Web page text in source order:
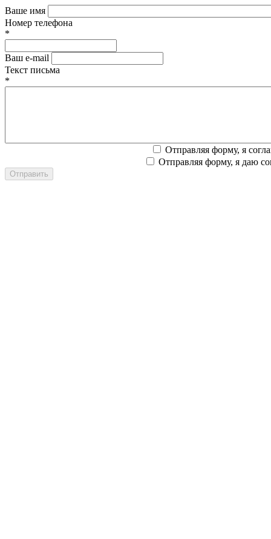
Ваше имя
Номер телефона
*
Ваш e-mail
Текст письма
*
Отправляя форму, я
Отправляя форму, я даю